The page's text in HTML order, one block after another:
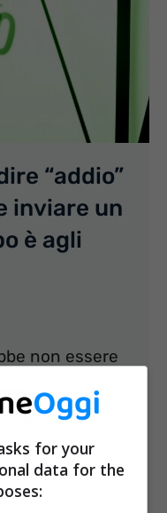
“addio”
inviare un
è agli
non essere
inoltro di un
viene
...
for your
data for the